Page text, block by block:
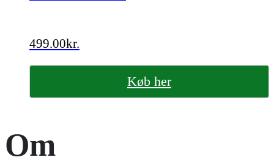
499.00kr.
Køb her
Om